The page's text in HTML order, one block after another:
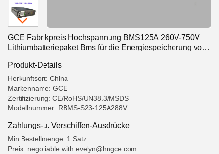
GCE Fabrikpreis Hochspannung BMS125A 260V-750V
Lithiumbatteriepaket Bms für die Energiespeicherung von
Produkt-Details
Herkunftsort: China
Markenname: GCE
Zertifizierung: CE/RoHS/UN38.3/MSDS
Modellnummer: RBMS-S23-125A288V
Zahlungs-u. Verschiffen-Ausdrücke
Min Bestellmenge: 1 Satz
Preis: negotiable with evelyn@hngce.com